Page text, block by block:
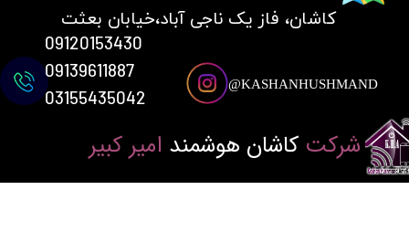
شرکت کاشان هوشمند امیر کبیر
​کاشان، فاز یک ناجی آباد،خیابان بعثت
03155435042
KASHANHUSHMAND@